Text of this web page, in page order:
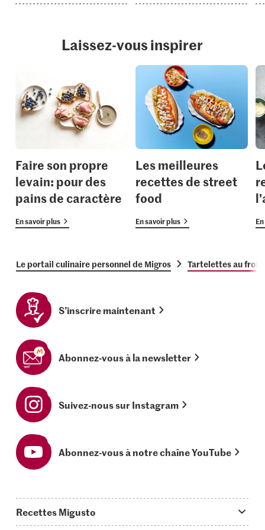
Laissez-vous inspirer
Faire son propre
levain: pour des
pains de caractère
En savoir plus
Les meilleures
recettes de street
food
En savoir plus
Le portail culinaire personnel de Migros Tartelettes au
S’inscrire maintenant
Abonnez-vous à la newsletter
Suivez-nous sur Instagram
Abonnez-vous à notre chaîne YouTube
Recettes Migusto